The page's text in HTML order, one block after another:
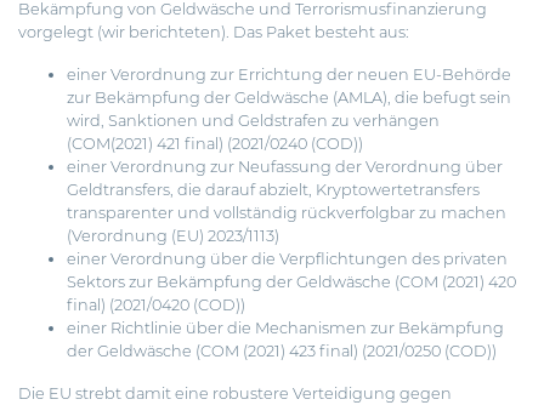
Bekämpfung von Geldwäsche und Terrorismusfinanzierung
vorgelegt (wir berichteten). Das Paket besteht aus:
einer Verordnung zur Errichtung der neuen EU-Behörde
zur Bekämpfung der Geldwäsche (AMLA), die befugt sein
wird, Sanktionen und Geldstrafen zu verhängen
(COM(2021) 421 final) (2021/0240 (COD))
einer Verordnung zur Neufassung der Verordnung über
Geldtransfers, die darauf abzielt, Kryptowertetransfers
transparenter und vollständig rückverfolgbar zu machen
(Verordnung (EU) 2023/1113)
einer Verordnung über die Verpflichtungen des privaten
Sektors zur Bekämpfung der Geldwäsche (COM (2021) 420
final) (2021/0420 (COD))
einer Richtlinie über die Mechanismen zur Bekämpfung
der Geldwäsche (COM (2021) 423 final) (2021/0250 (COD))
Die EU strebt damit eine robustere Verteidigung gegen